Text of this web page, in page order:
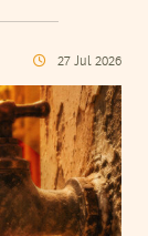
27 Jul 2026